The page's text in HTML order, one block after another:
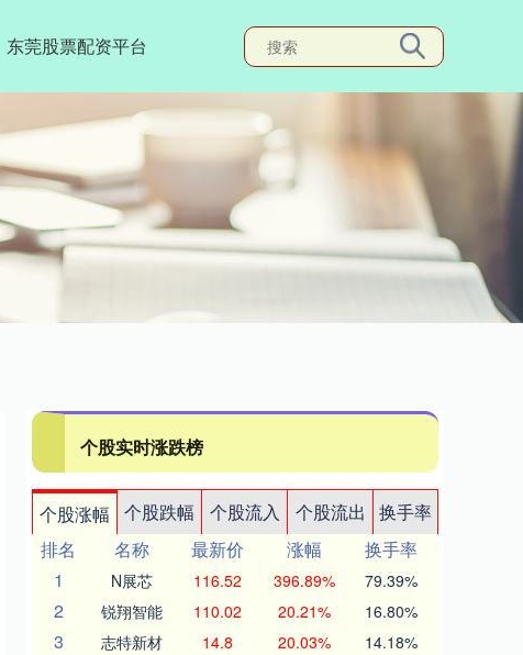
东莞股票配资平台
个股实时涨跌榜
个股涨幅 个股跌幅 个股流入 个股流出
换手率
排名
名称 最新价 涨幅
换手率
1
N展芯 116.52 396.89% 79.39%
2 锐翔智能 110.02 20.21% 16.80%
3 志特新材 14.8 20.03% 14.18%